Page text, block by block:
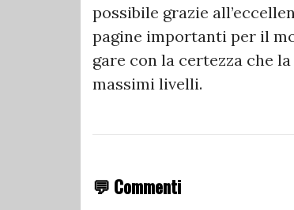
possibile grazie
pagine importanti per il
gare con la certezza che
massimi livelli.
💬 Commenti